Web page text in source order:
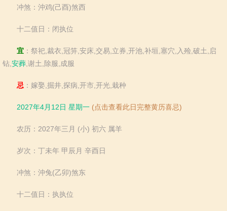
冲煞：沖鸡(己酉)煞西
十二值日：闭执位
宜 ：祭祀,裁衣,冠笄,安床,交易,立券,开池,补垣,塞穴,入殓,破土,启
钻, 安葬 ,谢土,除服,成服
忌 ：嫁娶,掘井,探病,开市,开光,栽种
2027年4月12日 星期一 (点击查看此日完整黄历喜忌)
农历：2027年三月 (小) 初六 属羊
岁次：丁未年 甲辰月 辛酉日
冲煞：沖兔(乙卯)煞东
十二值日：执执位